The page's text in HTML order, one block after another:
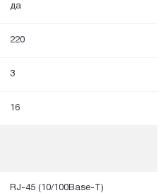
да
220
3
16
RJ-45 (10/100Base-T)